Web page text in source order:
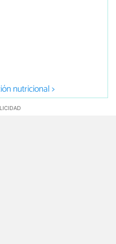
nutricional >